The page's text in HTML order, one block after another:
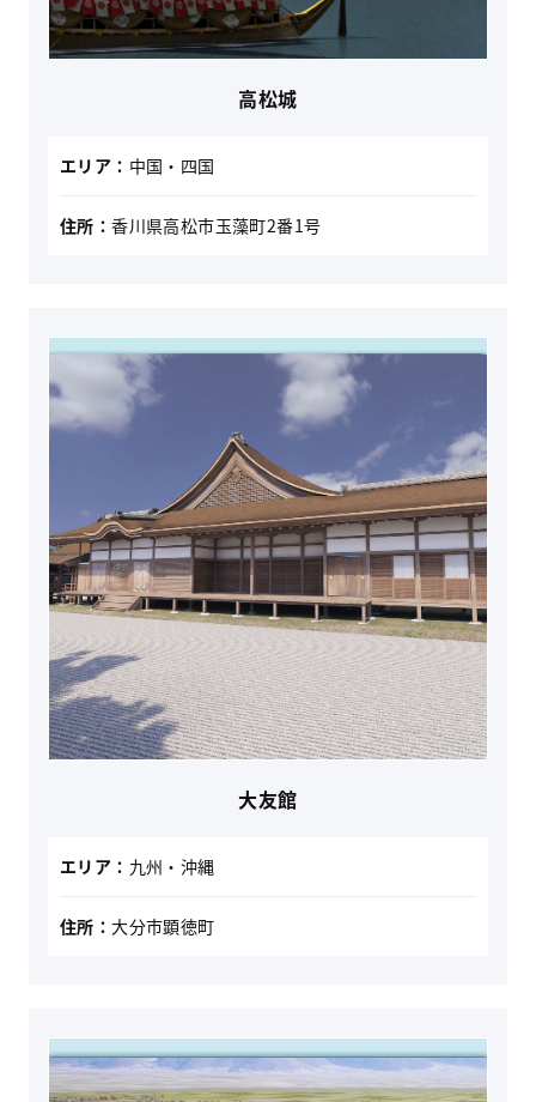
高松城
エリア： 中国・四国
住所：香川県高松市玉藻町2番1号
大友館
エリア： 九州・沖縄
住所：大分市顕徳町